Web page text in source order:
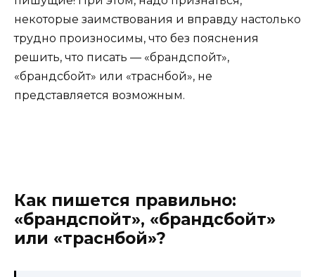
некоторые заимствования и вправду настолько
трудно произносимы, что без пояснения
решить, что писать — «брандспойт»,
«брандсбойт» или «траснбой», не
представляется возможным.
Как пишется правильно:
«брандспойт», «брандсбойт»
или «траснбой»?